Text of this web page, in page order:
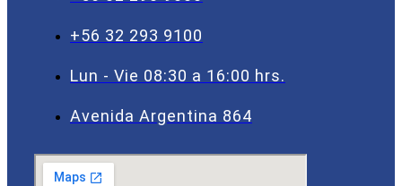
+56 32 293 9100
Lun - Vie 08:30 a 16:00 hrs.
Avenida Argentina 864